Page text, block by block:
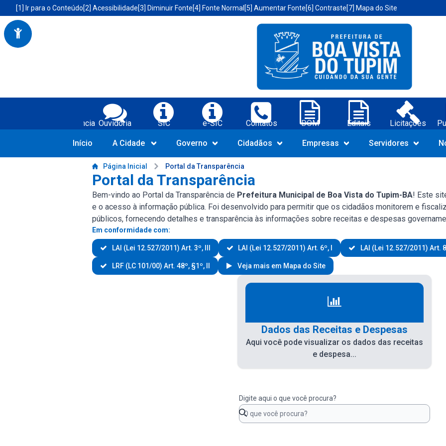
Portal da Prefeitura Municipal de Boa Vista do Tupim-BA
Acessibilidade da Prefeitura de Boa Vista do Tupim-BA
[1] Ir para o Conteúdo[2] Acessibilidade[3] Diminuir Fonte[4] Fonte Normal [5] Aumentar Fonte[6] Contraste[7] Mapa do Site
Serviços da Prefeitura Municipal de Boa Vista do Tupim-BA;
Transparência Ouvidoria SIC e-SIC Contatos DOM Editais Licitações
Navegue pelo portal da
Início A Cidade Governo Cidadãos Empresas Servidores
Conteúdo da Prefeitura de Boa Vista do Tupim-BA
Página Inicial Portal da Transparência
Portal da Transparência
Bem-vindo ao Portal da Transparência de Prefeitura Municipal de Boa Vista do Tupim-BA! Este
e o acesso à informação pública. Foi desenvolvido para permitir que os cidadãos monitorem e
públicos, fornecendo detalhes e transparência às informações sobre receitas e despesas
Em conformidade com:
LAI (Lei 12.527/2011) Art. 3º, III LAI (Lei 12.527/2011) Art. 6º, I LAI (Lei 12.527/2011) Art.
LRF (LC 101/00) Art. 48º, §1º, II Veja mais em Mapa do Site
Dados das Receitas e Despesas
Aqui você pode visualizar os dados das receitas
e despesa...
Digite aqui o que você procura?